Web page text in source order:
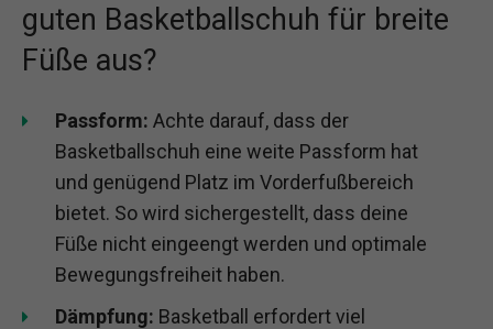
guten Basketballschuh für breite
Füße aus?
Passform: Achte darauf, dass der
Basketballschuh eine weite Passform hat
und genügend Platz im Vorderfußbereich
bietet. So wird sichergestellt, dass deine
Füße nicht eingeengt werden und optimale
Bewegungsfreiheit haben.
Dämpfung: Basketball erfordert viel